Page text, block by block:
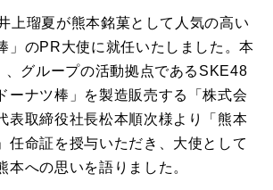
上瑠夏が熊本銘菓として人気の高い
」のPR大使に就任いたしました。本
、グループの活動拠点であるSKE48
ーナツ棒」を製造販売する「株式会
表取締役社長松本順次様より「熊本
任命証を授与いただき、大使として
本への思いを語りました。